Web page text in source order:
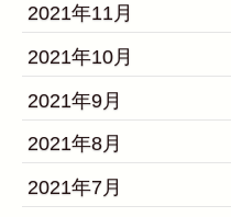
2021年11月
2021年10月
2021年9月
2021年8月
2021年7月